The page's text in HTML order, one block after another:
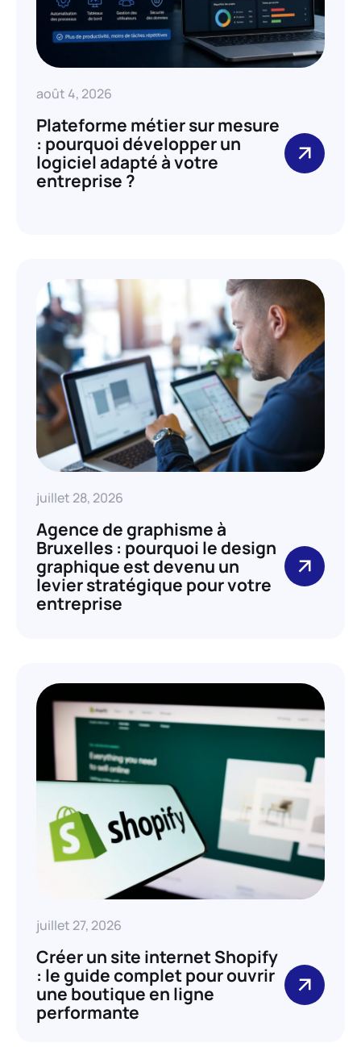
août 4, 2026
Plateforme métier sur mesure
: pourquoi développer un
logiciel adapté à votre
entreprise ?
juillet 28, 2026
Agence de graphisme à
Bruxelles : pourquoi le design
graphique est devenu un
levier stratégique pour votre
entreprise
juillet 27, 2026
Créer un site internet Shopify
: le guide complet pour ouvrir
une boutique en ligne
performante